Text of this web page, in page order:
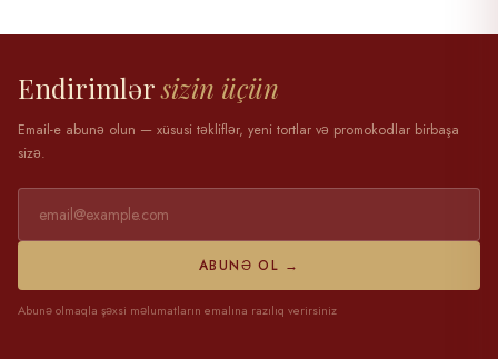
Endirimlərsizin üçün
Email-e abunə olun — xüsusi təkliflər, yeni tortlar və promokodlar birbaşa
sizə.
ABUNƏ OL →
Abunə olmaqla şəxsi məlumatların emalına razılıq verirsiniz